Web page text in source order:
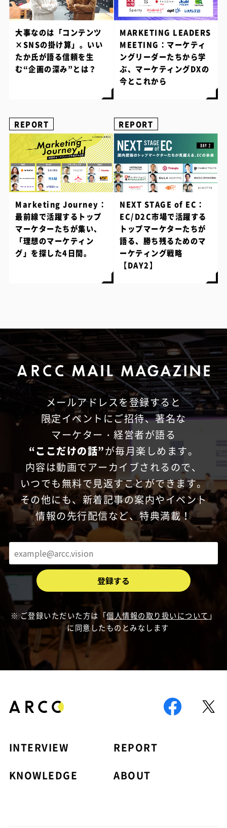
大事なのは「コンテンツ
×SNSの掛け算」。いい
たか氏が語る信頼を生
む“企画の深み”とは？
MARKETING LEADERS
MEETING：マーケティ
ングリーダーたちから学
ぶ、マーケティングDXの
今とこれから
REPORT
Marketing Journey：
最前線で活躍するトップ
マーケターたちが集い、
「理想のマーケティン
グ」を探した4日間。
REPORT
NEXT STAGE of EC：
EC/D2C市場で活躍する
トップマーケターたちが
語る、勝ち残るためのマ
ーケティング戦略
【DAY2】
メールアドレスを登録すると
限定イベントにご招待、著名な
マーケター・経営者が語る
“ここだけの話”が毎月楽しめます。
内容は動画でアーカイブされるので、
いつでも無料で見返すことができます。
その他にも、新着記事の案内やイベント
情報の先行配信など、特典満載！
ご登録いただいた方は「個人情報の取り扱いについて 」
に同意したものとみなします
INTERVIEW
REPORT
KNOWLEDGE
ABOUT